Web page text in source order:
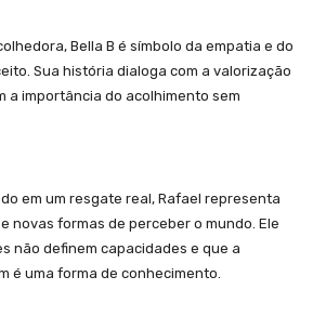
Bella B é símbolo da empatia e do
Sua história dialoga com a valorização
a importância do acolhimento sem
em um resgate real, Rafael representa
novas formas de perceber o mundo. Ele
não definem capacidades e que a
é uma forma de conhecimento.